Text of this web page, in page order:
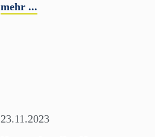
mehr ...
23.11.2023